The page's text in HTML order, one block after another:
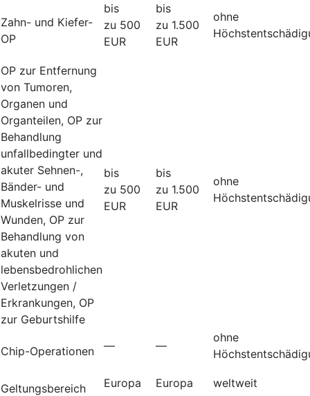
Zahn- und Kiefer-
OP
bis
zu 500
EUR
bis
zu 1.500
EUR
ohne
OP zur Entfernung
von Tumoren,
Organen und
Organteilen, OP zur
Behandlung
unfallbedingter und
akuter Sehnen-,
Bänder- und
Muskelrisse und
Wunden, OP zur
Behandlung von
akuten und
lebensbedrohlichen
Verletzungen /
Erkrankungen, OP
zur Geburtshilfe
bis
zu 500
EUR
bis
zu 1.500
EUR
ohne
Chip-Operationen — —
ohne
Geltungsbereich Europa Europa weltweit